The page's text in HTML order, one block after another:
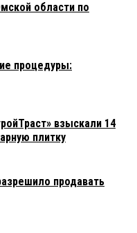
области по
процедуры:
взыскали 14
плитку
продавать